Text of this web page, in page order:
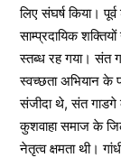
लिए संघर्ष किया।
साम्प्रदायिक
स्तब्ध रह गया। संत
स्वच्छता अभियान के
संजीदा थे, संत गाडगे
कुशवाहा समाज के
नेतृत्व क्षमता थी।